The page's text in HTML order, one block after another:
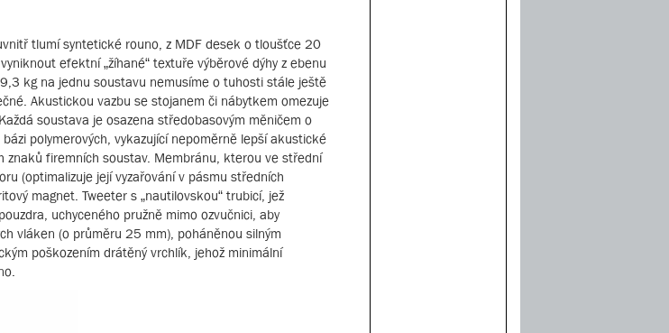
tlumí syntetické rouno, z MDF desek o tloušťce 20
efektní „žíhané“ textuře výběrové dýhy z ebenu
kg na jednu soustavu nemusíme o tuhosti stále ještě
Akustickou vazbu se stojanem či nábytkem omezuje
soustava je osazena středobasovým měničem o
polymerových, vykazující nepoměrně lepší akustické
znaků firemních soustav. Membránu, kterou ve střední
(optimalizuje její vyzařování v pásmu středních
magnet. Tweeter s „nautilovskou“ trubicí, jež
uchyceného pružně mimo ozvučnici, aby
vláken (o průměru 25 mm), poháněnou silným
poškozením drátěný vrchlík, jehož minimální